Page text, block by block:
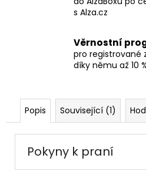
s Alza.cz
Věrnostní
pro registrované
díky němu až 10
Popis Související (1)
Pokyny k praní